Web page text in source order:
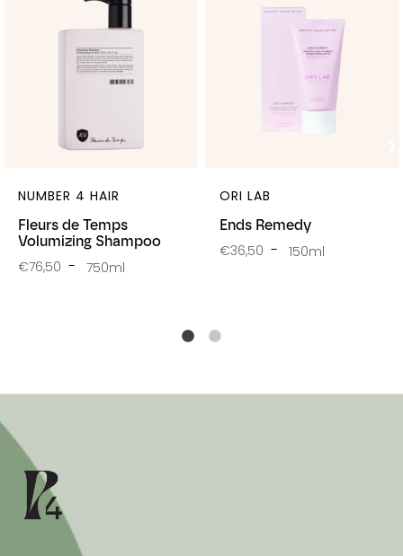
Fleurs de Temps
Volumizing Shampoo
NUMBER 4 HAIR
€76,50 750ml
Ends Remedy
ORI LAB
€36,50 150ml